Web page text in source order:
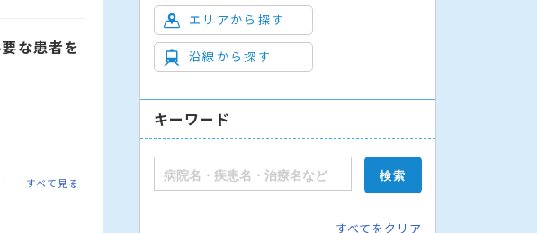
な患者を
臓内科 糖尿病内分泌内科 腎臓内科 神経内科 外科 消化器外科
すべて見る
エリアから探す
沿線から探す
キーワード
すべてをクリア